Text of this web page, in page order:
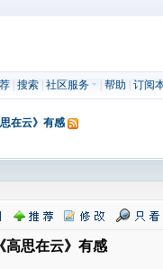
| 搜索| 社区服务 帮助 订阅
在云》有感
高思在云》有感